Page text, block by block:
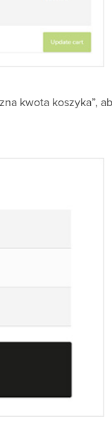
kwota koszyka”,